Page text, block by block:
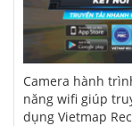
Camera hành
năng wifi giúp
dụng Vietmap